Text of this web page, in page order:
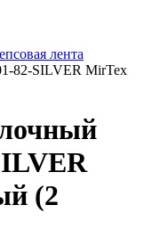
лента
82-SILVER MirTex
(2